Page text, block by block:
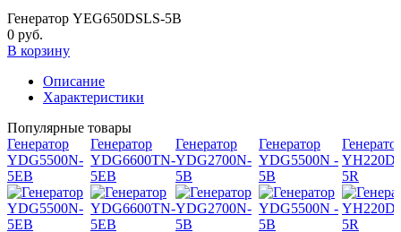
Генератор YEG650DSLS-5B
0 руб.
В корзину
Описание
Характеристики
Популярные товары
Генератор
YDG5500N-
5EB
Генератор
YDG6600TN-
5EB
Генератор
YDG2700N-
5B
Генератор
YDG5500N -
5B
5R